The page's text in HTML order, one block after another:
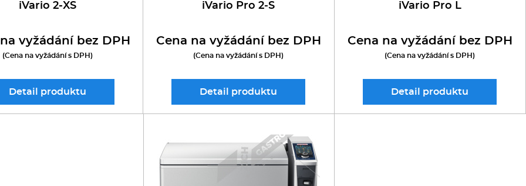
lázně
iVario 2-XS
vyžádání bez DPH
(Cena na vyžádání s DPH)
Detail produktu
iVario Pro 2-S
Cena na vyžádání bez DPH
(Cena na vyžádání s DPH)
Detail produktu
iVario Pro L
Cena na vyžádání bez DPH
(Cena na vyžádání s DPH)
Detail produktu